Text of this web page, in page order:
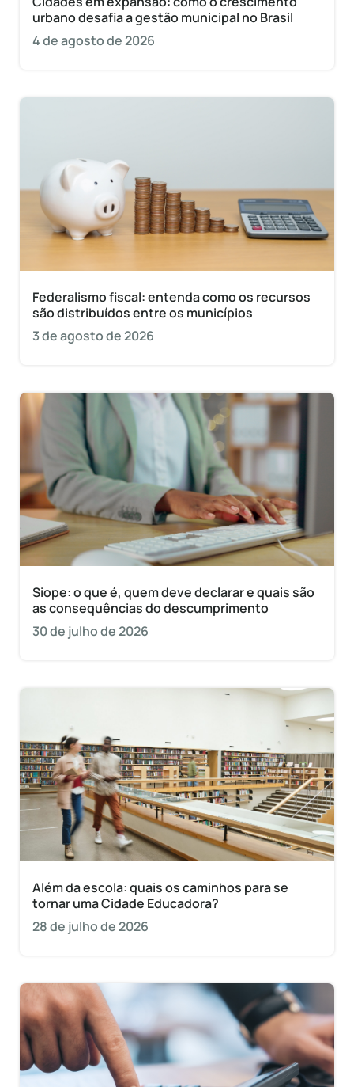
urbano desafia a gestão municipal no Brasil
4 de agosto de 2026
Federalismo fiscal: entenda como os recursos
são distribuídos entre os municípios
3 de agosto de 2026
Siope: o que é, quem deve declarar e quais são
as consequências do descumprimento
30 de julho de 2026
Além da escola: quais os caminhos para se
tornar uma Cidade Educadora?
28 de julho de 2026